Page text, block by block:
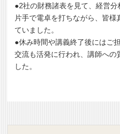
●2社の財務諸表を見て、経営分
片手で電卓を打ちながら、皆
ていました。
●休み時間や講義終了後にはご
交流も活発に行われ、講師への
した。